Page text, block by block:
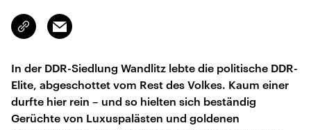
Link
kopieren/teilen
Email
In der DDR-Siedlung Wandlitz lebte die politische DDR-
Elite, abgeschottet vom Rest des Volkes. Kaum einer
durfte hier rein – und so hielten sich beständig
Gerüchte von Luxuspalästen und goldenen